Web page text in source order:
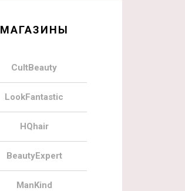
МАГАЗИНЫ
CultBeauty
LookFantastic
HQhair
BeautyExpert
ManKind